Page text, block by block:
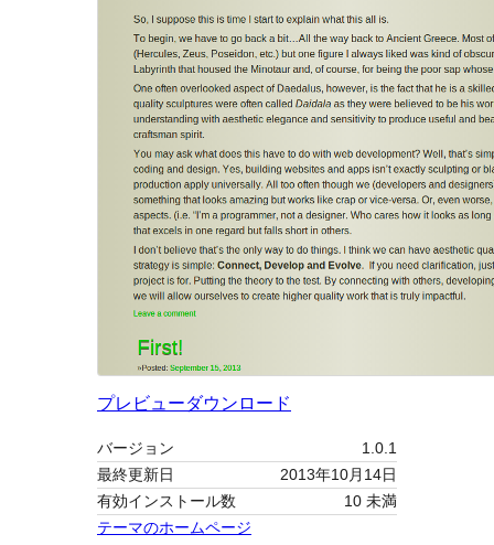
プレビューダウンロード
バージョン
1.0.1
最終更新日
2013年10月14日
有効インストール数
10 未満
テーマのホームページ